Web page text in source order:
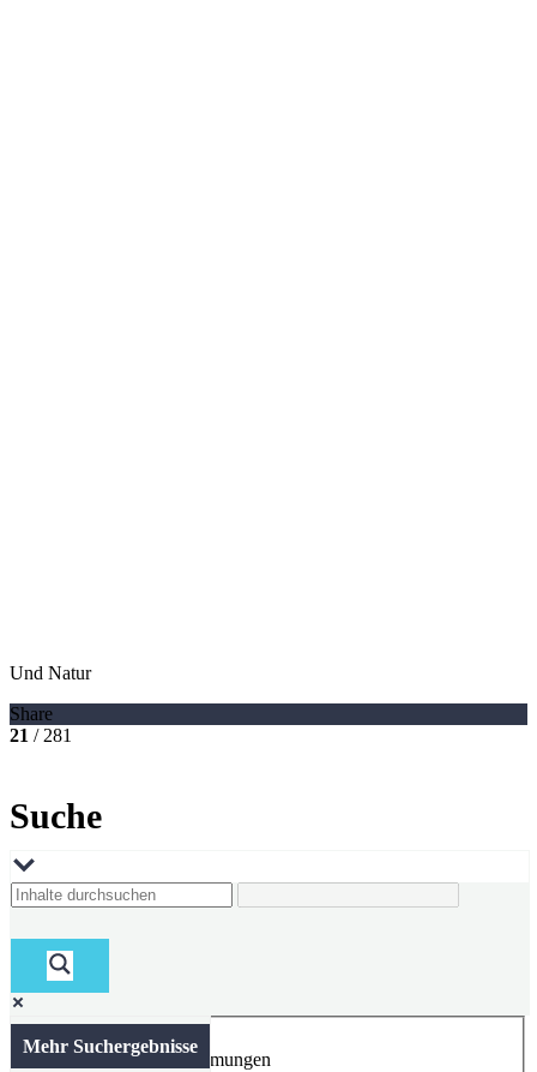
Und Natur
Share
21 / 281
Suche
Mehr Suchergebnisse
Nur exakte Übereinstimmungen